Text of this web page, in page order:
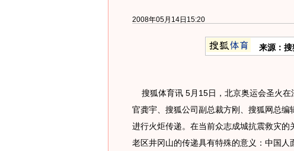
2008年05月14日15:20
来源：
搜狐体育讯 5月15日，北京奥运会圣火在
官龚宇、搜狐公司副总裁方刚、搜狐网总
进行火炬传递。在当前众志成城抗震救灾
老区井冈山的传递具有特殊的意义：中国